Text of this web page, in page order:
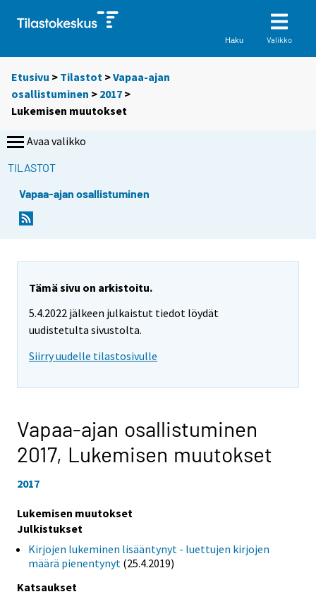
Haku Valikko
Etusivu > Tilastot >Vapaa-ajan
osallistuminen > 2017 >
Lukemisen muutokset
Avaa valikko
TILASTOT
Vapaa-ajan osallistuminen
Tämä sivu on arkistoitu.
5.4.2022 jälkeen julkaistut tiedot löydät
uudistetulta sivustolta.
Siirry uudelle tilastosivulle
Vapaa-ajan osallistuminen
2017, Lukemisen muutokset
2017
Lukemisen muutokset
Julkistukset
Kirjojen lukeminen lisääntynyt - luettujen kirjojen
määrä pienentynyt (25.4.2019)
Katsaukset